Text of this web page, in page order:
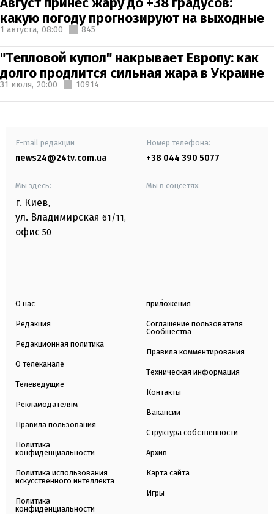
какую погоду прогнозируют на выходные
1 августа, 08:00 845
"Тепловой купол" накрывает Европу: как
долго продлится сильная жара в Украине
31 июля, 20:00 10914
E-mail редакции
news24@24tv.com.ua
Номер телефона:
+38 044 390 5077
Мы здесь:
г. Киев,
ул. Владимирская 61/11,
офис 50
Мы в соцсетях:
О нас
Редакция
Редакционная политика
О телеканале
Телеведущие
Рекламодателям
Правила пользования
Политика
конфиденциальности
Политика использования
искусственного интеллекта
Политика
конфиденциальности
приложения
Соглашение пользователя
Сообщества
Правила комментирования
Техническая информация
Контакты
Вакансии
Структура собственности
Архив
Карта сайта
Игры